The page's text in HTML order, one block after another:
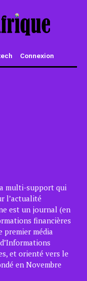
Connexion
multi-support qui
l’actualité
est un journal (en
financières
premier média
et orienté vers le
en Novembre